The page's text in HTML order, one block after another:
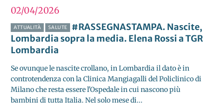
02/042026
ATTUALITÀ SALUTE
#RASSEGNASTAMPA. Nascite,
Lombardia sopra la media. Elena Rossi a TGR
Lombardia
Se ovunque le nascite crollano, in Lombardia il dato è in
controtendenza con la Clinica Mangiagalli del Policlinico di
Milano che resta essere l'Ospedale in cui nascono più
bambini di tutta Italia. Nel solo mese di...